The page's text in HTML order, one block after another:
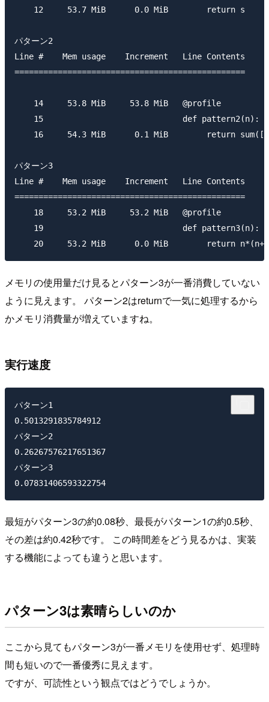
    12     53.7 MiB      0.0 MiB        return s
パターン2
Line #    Mem usage    Increment   Line Contents
================================================
    14     53.8 MiB     53.8 MiB   @profile
    15                             def pattern2(n):
16     54.3 MiB      0.1 MiB        return
パターン3
Line #    Mem usage    Increment   Line Contents
================================================
    18     53.2 MiB     53.2 MiB   @profile
    19                             def pattern3(n):
メモリの使用量だけ見るとパターン3が一番消費していない
ように見えます。 パターン2はreturnで一気に処理するから
かメモリ消費量が増えていますね。
実行速度
パターン1
0.5013291835784912
パターン2
0.26267576217651367
パターン3
最短がパターン3の約0.08秒、最長がパターン1の約0.5秒、
その差は約0.42秒です。 この時間差をどう見るかは、実装
する機能によっても違うと思います。
パターン3は素晴らしいのか
ここから見てもパターン3が一番メモリを使用せず、処理時
間も短いので一番優秀に見えます。
ですが、可読性という観点ではどうでしょうか。